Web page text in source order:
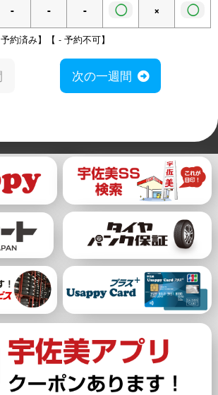
- - - ◯ × ◯
約済み】【 - 予約不可】
次の一週間